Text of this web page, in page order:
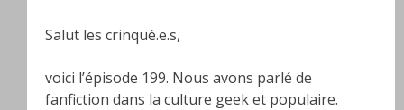
Salut les crinqué.e.s,
voici l’épisode 199. Nous avons parlé de
fanfiction dans la culture geek et populaire.